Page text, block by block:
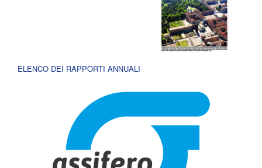
ELENCO DEI RAPPORTI ANNUALI